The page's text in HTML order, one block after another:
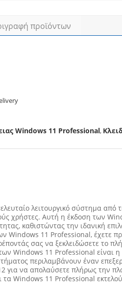
προϊόντων
Windows 11 Professional,
λειτουργικό σύστημα
χρήστες. Αυτή η έκδοση των
καθιστώντας την ιδανική
Windows 11 Professional, έχετε
σας να ξεκλειδώσετε το
Windows 11 Professional είναι
περιλαμβάνουν έναν
για να απολαύσετε πλήρως την
τα Windows 11 Professional